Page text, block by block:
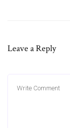
Leave a Reply